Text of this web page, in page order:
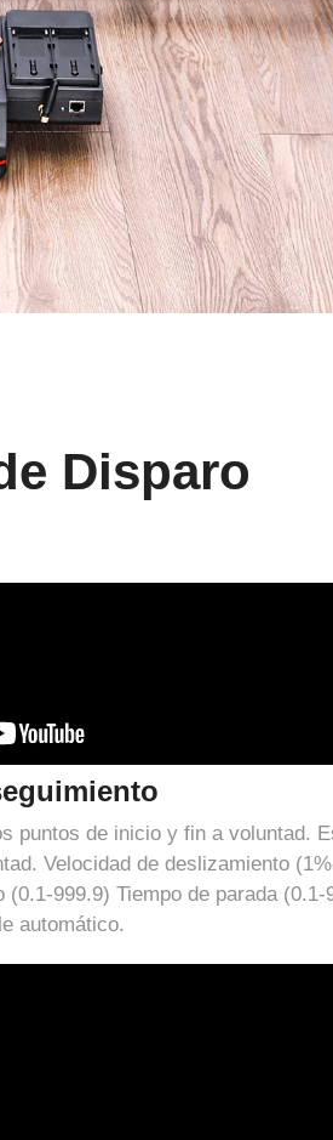
Disparo
puntos de inicio y fin a voluntad.
Velocidad de deslizamiento
(0.1-999.9) Tiempo de parada
automático.